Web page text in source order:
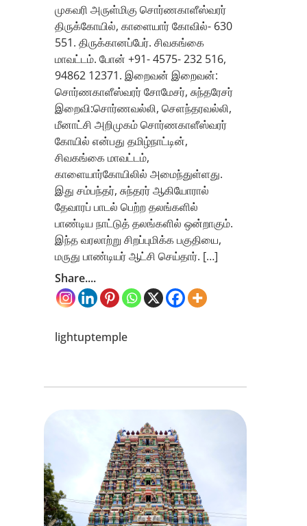
முகவரி அருள்மிகு சொர்ணகாளீஸ்வரர்
திருக்கோயில், காளையார் கோவில்- 630
551. திருக்கானப்பேர். சிவகங்கை
மாவட்டம். போன் +91- 4575- 232 516,
94862 12371. இறைவன் இறைவன்:
சொர்ணகாளீஸ்வரர் சோமேசர், சுந்தரேசர்
இறைவி:சொர்ணவல்லி, செளந்தரவல்லி,
மீனாட்சி அறிமுகம் சொர்ணகாளீஸ்வரர்
கோயில் என்பது தமிழ்நாட்டின்,
சிவகங்கை மாவட்டம்,
காளையார்கோயிலில் அமைந்துள்ளது.
இது சம்பந்தர், சுந்தரர் ஆகியோரால்
தேவாரப் பாடல் பெற்ற தலங்களில்
பாண்டிய நாட்டுத் தலங்களில் ஒன்றாகும்.
இந்த வரலாற்று சிறப்புமிக்க பகுதியை,
மருது பாண்டியர் ஆட்சி செய்தார். […]
Share....
lightuptemple